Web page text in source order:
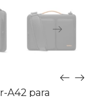
A42 para